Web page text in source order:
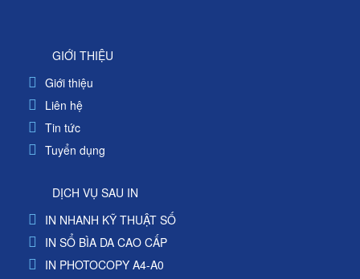
GIỚI THIỆU
Giới thiệu
Liên hệ
Tin tức
Tuyển dụng
DỊCH VỤ SAU IN
IN NHANH KỸ THUẬT SỐ
IN SỔ BÌA DA CAO CẤP
IN PHOTOCOPY A4-A0